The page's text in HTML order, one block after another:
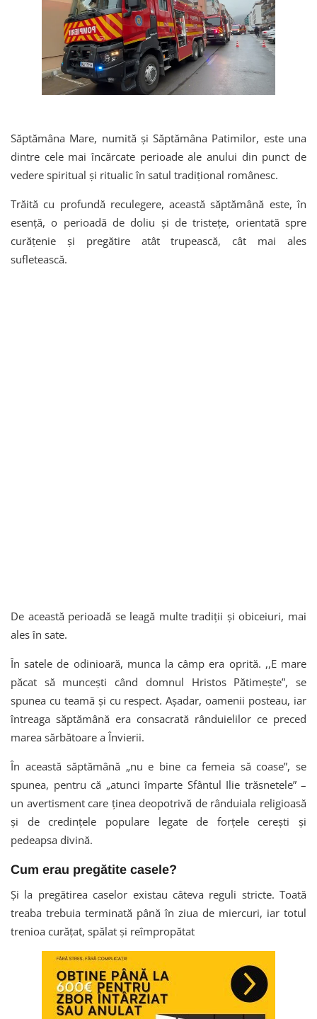
Săptămâna Mare, numită și Săptămâna Patimilor, este una
dintre cele mai încărcate perioade ale anului din punct de
vedere spiritual și ritualic în satul tradițional românesc.
Trăită cu profundă reculegere, această săptămână este, în
esență, o perioadă de doliu și de tristețe, orientată spre
curățenie și pregătire atât trupească, cât mai ales
sufletească.
De această perioadă se leagă multe tradiții și obiceiuri, mai
ales în sate.
În satele de odinioară, munca la câmp era oprită. ,,E mare
păcat să muncești când domnul Hristos Pătimește”, se
spunea cu teamă și cu respect. Așadar, oamenii posteau, iar
întreaga săptămână era consacrată rânduielilor ce preced
marea sărbătoare a Învierii.
În această săptămână „nu e bine ca femeia să coase”, se
spunea, pentru că „atunci împarte Sfântul Ilie trăsnetele” –
un avertisment care ținea deopotrivă de rânduiala religioasă
și de credințele populare legate de forțele cerești și
pedeapsa divină.
Cum erau pregătite casele?
Și la pregătirea caselor existau câteva reguli stricte. Toată
treaba trebuia terminată până în ziua de miercuri, iar totul
trenioa curățat, spălat și reîmpropătat